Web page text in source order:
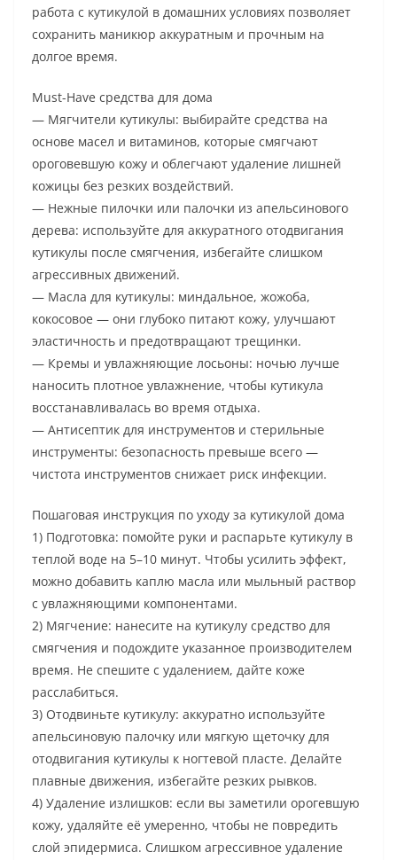
работа с кутикулой в домашних условиях позволяет
сохранить маникюр аккуратным и прочным на
долгое время.
Must-Have средства для дома
— Мягчители кутикулы: выбирайте средства на
основе масел и витаминов, которые смягчают
ороговевшую кожу и облегчают удаление лишней
кожицы без резких воздействий.
— Нежные пилочки или палочки из апельсинового
дерева: используйте для аккуратного отодвигания
кутикулы после смягчения, избегайте слишком
агрессивных движений.
— Масла для кутикулы: миндальное, жожоба,
кокосовое — они глубоко питают кожу, улучшают
эластичность и предотвращают трещинки.
— Кремы и увлажняющие лосьоны: ночью лучше
наносить плотное увлажнение, чтобы кутикула
восстанавливалась во время отдыха.
— Антисептик для инструментов и стерильные
инструменты: безопасность превыше всего —
чистота инструментов снижает риск инфекции.
Пошаговая инструкция по уходу за кутикулой дома
1) Подготовка: помойте руки и распарьте кутикулу в
теплой воде на 5–10 минут. Чтобы усилить эффект,
можно добавить каплю масла или мыльный раствор
с увлажняющими компонентами.
2) Мягчение: нанесите на кутикулу средство для
смягчения и подождите указанное производителем
время. Не спешите с удалением, дайте коже
расслабиться.
3) Отодвиньте кутикулу: аккуратно используйте
апельсиновую палочку или мягкую щеточку для
отодвигания кутикулы к ногтевой пласте. Делайте
плавные движения, избегайте резких рывков.
4) Удаление излишков: если вы заметили орогевшую
кожу, удаляйте её умеренно, чтобы не повредить
слой эпидермиса. Слишком агрессивное удаление